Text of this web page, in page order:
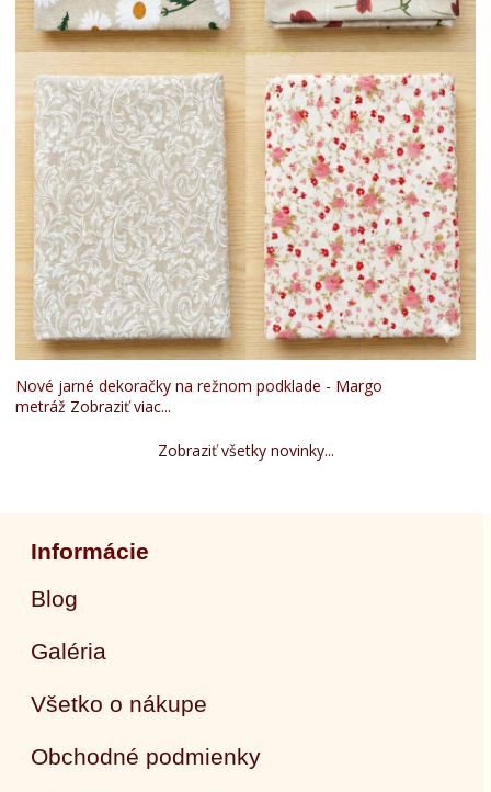
Nové jarné dekoračky na režnom podklade - Margo
metráž Zobraziť viac...
Zobraziť všetky novinky...
Informácie
Blog
Galéria
Všetko o nákupe
Obchodné podmienky